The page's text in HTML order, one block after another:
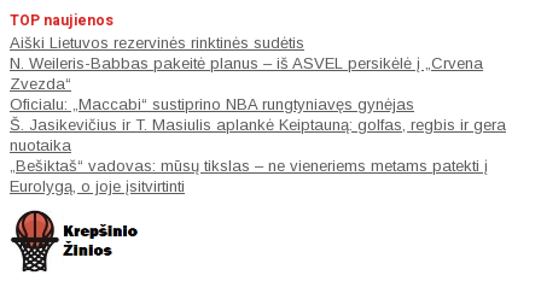
TOP naujienos
Aiški Lietuvos rezervinės rinktinės sudėtis
N. Weileris-Babbas pakeitė planus – iš ASVEL persikėlė į „Crvena
Zvezda“
Oficialu: „Maccabi“ sustiprino NBA rungtyniavęs gynėjas
Š. Jasikevičius ir T. Masiulis aplankė Keiptauną: golfas, regbis ir gera
nuotaika
„Bešiktaš“ vadovas: mūsų tikslas – ne vieneriems metams patekti į
Eurolygą, o joje įsitvirtinti